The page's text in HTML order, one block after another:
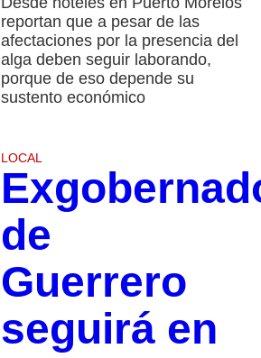
reportan que a pesar de las
afectaciones por la presencia del
alga deben seguir laborando,
porque de eso depende su
sustento económico
LOCAL
de
Guerrero
seguirá en